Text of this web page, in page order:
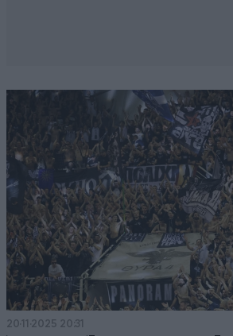
20·11·2025 20:31